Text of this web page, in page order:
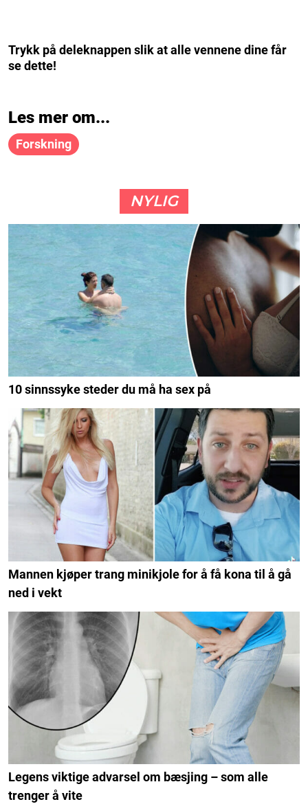
Trykk på deleknappen slik at alle vennene dine får
se dette!
Les mer om...
Forskning
NYLIG
10 sinnssyke steder du må ha sex på
Mannen kjøper trang minikjole for å få kona til å gå
ned i vekt
Legens viktige advarsel om bæsjing – som alle
trenger å vite